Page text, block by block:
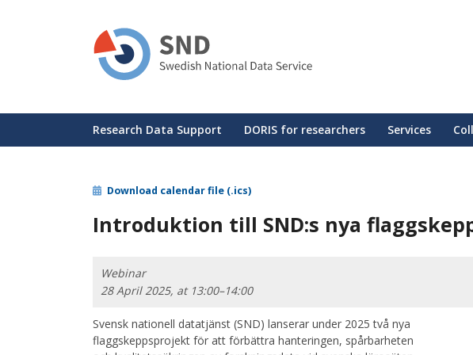
Huvudmeny
Research Data Support DORIS for researchers Services
Download calendar file (.ics)
Introduktion till SND:s nya
Webinar
28 April 2025, at 13:00–14:00
Svensk nationell datatjänst (SND) lanserar under 2025 två nya
flaggskeppsprojekt för att förbättra hanteringen, spårbarheten